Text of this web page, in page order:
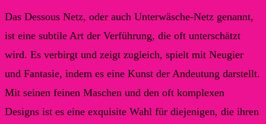
Das Dessous Netz, oder auch Unterwäsche-Netz genannt,
ist eine subtile Art der Verführung, die oft unterschätzt
wird. Es verbirgt und zeigt zugleich, spielt mit Neugier
und Fantasie, indem es eine Kunst der Andeutung darstellt.
Mit seinen feinen Maschen und den oft komplexen
Designs ist es eine exquisite Wahl für diejenigen, die ihren